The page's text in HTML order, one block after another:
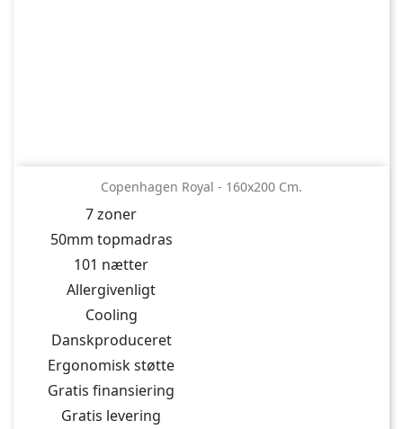
Copenhagen Royal - 160x200 Cm.
7 zoner
50mm topmadras
101 nætter
Allergivenligt
Cooling
Danskproduceret
Ergonomisk støtte
Gratis finansiering
Gratis levering